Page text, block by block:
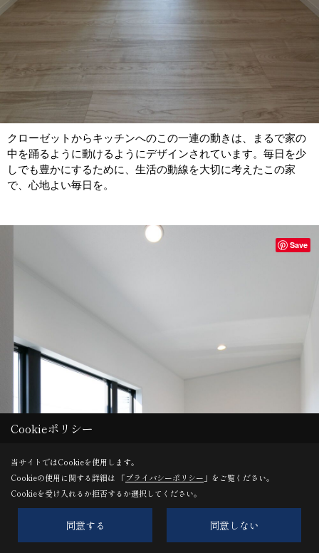
クローゼットからキッチンへのこの一連の動きは、まるで家の
中を踊るように動けるようにデザインされています。毎日を少
しでも豊かにするために、生活の動線を大切に考えたこの家
で、心地よい毎日を。
Save
Cookieポリシー
当サイトではCookieを使用します。
Cookieの使用に関する詳細は 「プライバシーポリシー 」をご覧ください。
Cookieを受け入れるか拒否するか選択してください。
同意する 同意しない